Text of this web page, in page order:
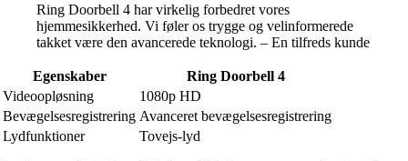
Ring Doorbell 4 har virkelig forbedret vores
hjemmesikkerhed. Vi føler os trygge og velinformerede
takket være den avancerede teknologi. – En tilfreds kunde
Egenskaber
Ring Doorbell 4
Videoopløsning
1080p HD
Bevægelsesregistrering Avanceret bevægelsesregistrering
Lydfunktioner
Tovejs-lyd